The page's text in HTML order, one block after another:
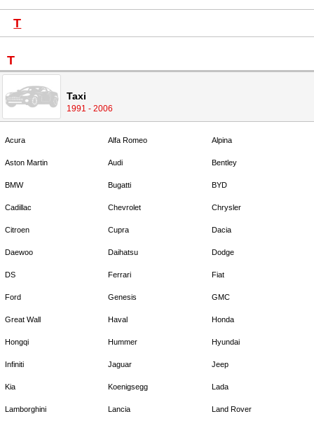
T
T
Taxi
1991 - 2006
Acura Alfa Romeo Alpina
Aston Martin Audi Bentley
BMW Bugatti BYD
Cadillac Chevrolet Chrysler
Citroen Cupra Dacia
Daewoo Daihatsu Dodge
DS Ferrari Fiat
Ford Genesis GMC
Great Wall Haval Honda
Hongqi Hummer Hyundai
Infiniti Jaguar Jeep
Kia Koenigsegg Lada
Lamborghini Lancia Land Rover